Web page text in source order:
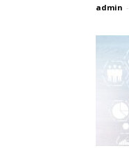
admin -